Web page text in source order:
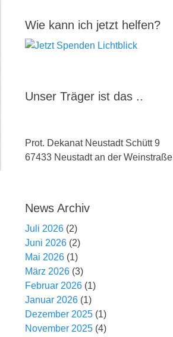
Wie kann ich jetzt helfen?
Unser Träger ist das ..
Prot. Dekanat Neustadt Schütt 9
67433 Neustadt an der Weinstraße
News Archiv
Juli 2026 (2)
Juni 2026 (2)
Mai 2026 (1)
März 2026 (3)
Februar 2026 (1)
Januar 2026 (1)
Dezember 2025 (1)
November 2025 (4)